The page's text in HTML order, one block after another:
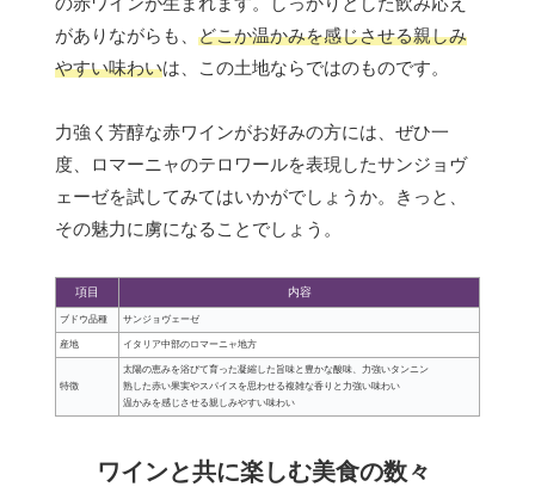
がありながらも、 どこか温かみを感じさせる親しみ
やすい味わいは、この土地ならではのものです。
力強く芳醇な赤ワインがお好みの方には、ぜひ一
度、ロマーニャのテロワールを表現したサンジョヴ
ェーゼを試してみてはいかがでしょうか。きっと、
その魅力に虜になることでしょう。
項目 内容
ブドウ品種 サンジョヴェーゼ
産地 イタリア中部のロマーニャ地方
特徴
太陽の恵みを浴びて育った凝縮した旨味と豊かな酸味、力強いタンニン
熟した赤い果実やスパイスを思わせる複雑な香りと力強い味わい
温かみを感じさせる親しみやすい味わい
ワインと共に楽しむ美食の数々